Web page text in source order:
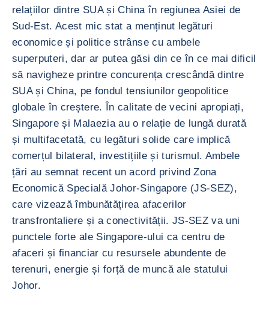
relațiilor dintre SUA și China în regiunea Asiei de
Sud-Est. Acest mic stat a menținut legături
economice și politice strânse cu ambele
superputeri, dar ar putea găsi din ce în ce mai dificil
să navigheze printre concurența crescândă dintre
SUA și China, pe fondul tensiunilor geopolitice
globale în creștere. În calitate de vecini apropiați,
Singapore și Malaezia au o relație de lungă durată
și multifacetată, cu legături solide care implică
comerțul bilateral, investițiile și turismul. Ambele
țări au semnat recent un acord privind Zona
Economică Specială Johor-Singapore (JS-SEZ),
care vizează îmbunătățirea afacerilor
transfrontaliere și a conectivității. JS-SEZ va uni
punctele forte ale Singapore-ului ca centru de
afaceri și financiar cu resursele abundente de
terenuri, energie și forță de muncă ale statului
Johor.